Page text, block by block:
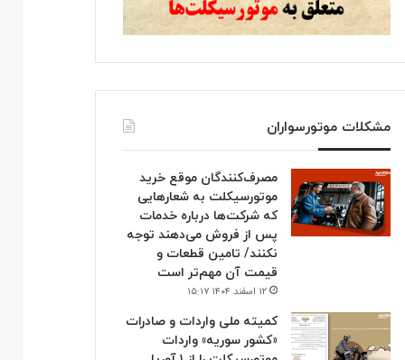
مشکلات موتورسواران
مصرف‌کنندگان موقع خرید
موتورسیکلت به شعارهایی
که شرکت‌ها درباره خدمات
پس از فروش می‌دهند توجه
نکنند/ تامین قطعات و
قیمت آن مهم‌تر است
۱۲ اسفند ۱۴۰۴ ۱۵:۱۷
کمیته ملی واردات و صادرات
«کشور سوریه» واردات